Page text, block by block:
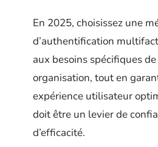
En 2025, choisissez une
d’authentification
aux besoins spécifiques
organisation, tout en
expérience utilisateur
doit être un levier de
d’efficacité.